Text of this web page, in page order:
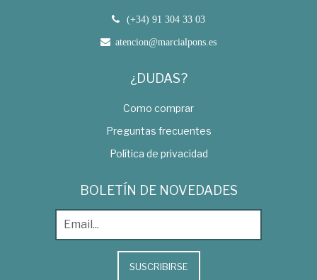
(+34) 91 304 33 03
atencion@marcialpons.es
¿DUDAS?
Como comprar
Preguntas frecuentes
Política de privacidad
BOLETÍN DE NOVEDADES
SUSCRIBIRSE